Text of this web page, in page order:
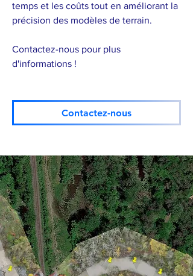
temps et les coûts tout en améliorant la
précision des modèles de terrain.
Contactez-nous pour plus
d'informations !
Contactez-nous